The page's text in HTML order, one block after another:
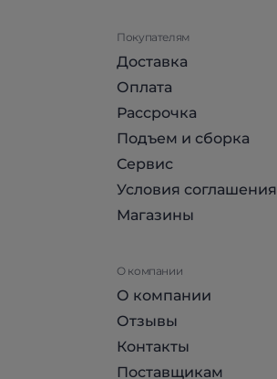
Покупателям
Доставка
Оплата
Рассрочка
Подъем и сборка
Сервис
Условия соглашения
Магазины
О компании
О компании
Отзывы
Контакты
Поставщикам